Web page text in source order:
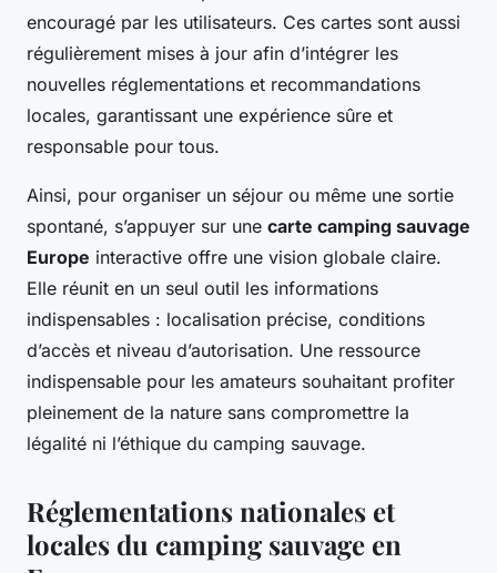
encouragé par les utilisateurs. Ces cartes sont aussi
régulièrement mises à jour afin d’intégrer les
nouvelles réglementations et recommandations
locales, garantissant une expérience sûre et
responsable pour tous.
Ainsi, pour organiser un séjour ou même une sortie
spontané, s’appuyer sur une carte camping sauvage
Europe interactive offre une vision globale claire.
Elle réunit en un seul outil les informations
indispensables : localisation précise, conditions
d’accès et niveau d’autorisation. Une ressource
indispensable pour les amateurs souhaitant profiter
pleinement de la nature sans compromettre la
légalité ni l’éthique du camping sauvage.
Réglementations nationales et
locales du camping sauvage en